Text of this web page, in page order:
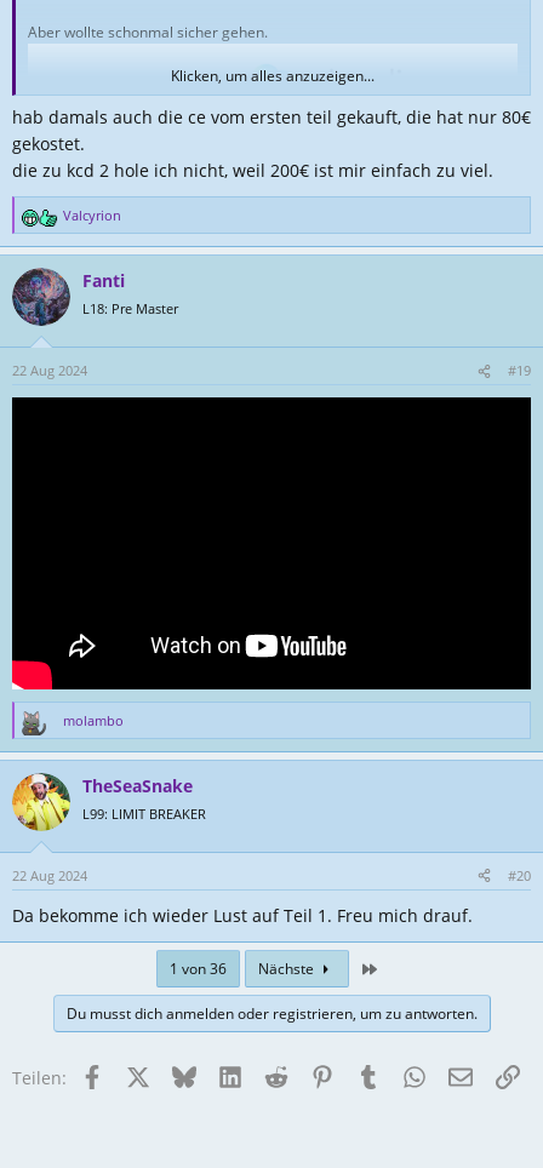
Aber wollte schonmal sicher gehen.
Klicken, um alles anzuzeigen...
hab damals auch die ce vom ersten teil gekauft, die hat nur 80€
gekostet.
die zu kcd 2 hole ich nicht, weil 200€ ist mir einfach zu viel.
R
e
k
t
o
n
Valcyrion
Fanti
L18: Pre Master
22 Aug 2024 #19
R
e
k
t
o
n
e
n
molambo
TheSeaSnake
L99: LIMIT BREAKER
22 Aug 2024 #20
Da bekomme ich wieder Lust auf Teil 1. Freu mich drauf.
1 von 36 Nächste
Du musst dich anmelden oder registrieren, um zu antworten.
Teilen: Facebook BlueskyLinkedInReddit PinterestTumblrWhatsApp
E-Mail